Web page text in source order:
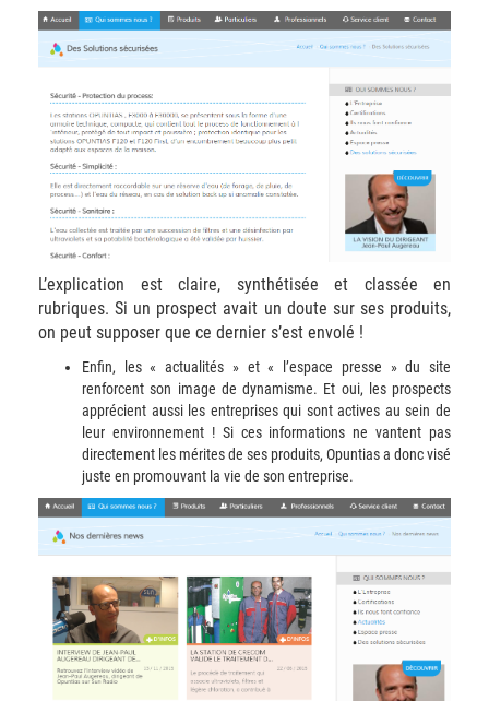
L’explication est claire, synthétisée et classée en
rubriques. Si un prospect avait un doute sur ses produits,
on peut supposer que ce dernier s’est envolé !
Enfin, les « actualités » et « l’espace presse » du site
renforcent son image de dynamisme. Et oui, les prospects
apprécient aussi les entreprises qui sont actives au sein de
leur environnement ! Si ces informations ne vantent pas
directement les mérites de ses produits, Opuntias a donc visé
juste en promouvant la vie de son entreprise.